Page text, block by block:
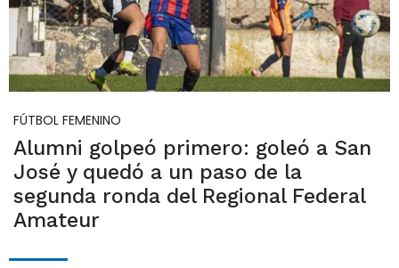
FÚTBOL FEMENINO
Alumni golpeó primero: goleó a San
José y quedó a un paso de la
segunda ronda del Regional Federal
Amateur